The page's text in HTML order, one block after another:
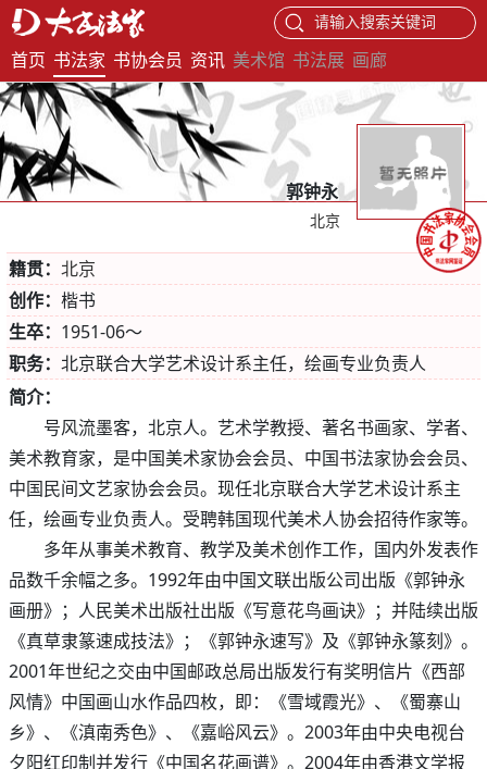
请输入搜索关键词
首页 书法家 书协会员 资讯 美术馆 书法展 画廊
郭钟永
北京
籍贯： 北京
创作： 楷书
生卒： 1951-06～
职务： 北京联合大学艺术设计系主任，绘画专业负责人
简介：
号风流墨客，北京人。艺术学教授、著名书画家、学者、
美术教育家，是中国美术家协会会员、中国书法家协会会员、
中国民间文艺家协会会员。现任北京联合大学艺术设计系主
任，绘画专业负责人。受聘韩国现代美术人协会招待作家等。
多年从事美术教育、教学及美术创作工作，国内外发表作
品数千余幅之多。1992年由中国文联出版公司出版《郭钟永
画册》；人民美术出版社出版《写意花鸟画诀》；并陆续出版
《真草隶篆速成技法》；《郭钟永速写》及《郭钟永篆刻》。
2001年世纪之交由中国邮政总局出版发行有奖明信片《西部
风情》中国画山水作品四枚，即：《雪域霞光》、《蜀寨山
乡》、《滇南秀色》、《嘉峪风云》。2003年由中央电视台
夕阳红印制并发行《中国名花画谱》。2004年由香港文学报